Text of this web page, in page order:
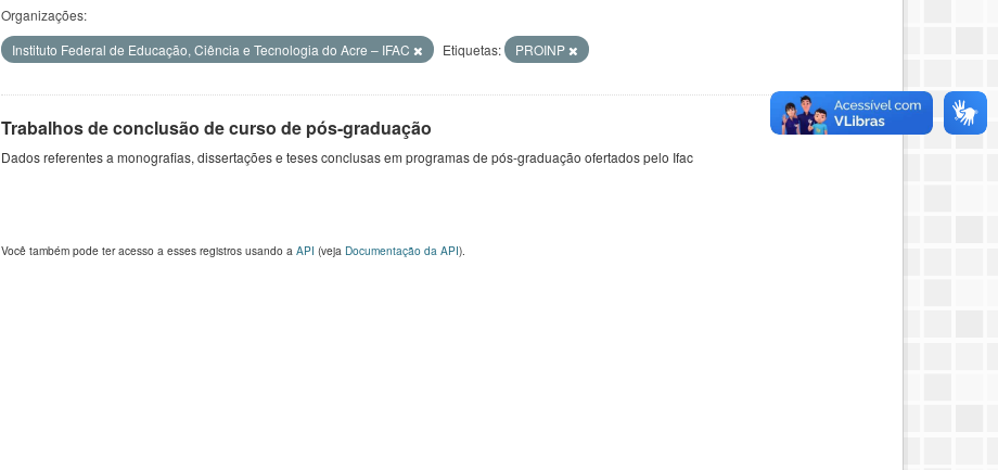
Organizações:
Instituto Federal de Educação, Ciência e Tecnologia do Acre – IFAC
Etiquetas: PROINP
Trabalhos de conclusão de curso de pós-graduação
Dados referentes a monografias, dissertações e teses conclusas em programas de pós-graduação ofertados pelo Ifac
Você também pode ter acesso a esses registros usando a API (veja Documentação da API).